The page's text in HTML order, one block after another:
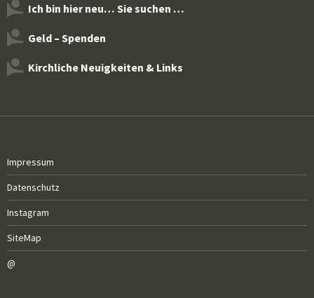
Ich bin hier neu… Sie suchen …
Geld – Spenden
Kirchliche Neuigkeiten & Links
Impressum
Datenschutz
Instagram
SiteMap
@